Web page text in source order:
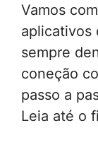
Vamos
aplicativos
sempre
coneção
passo a
Leia até o